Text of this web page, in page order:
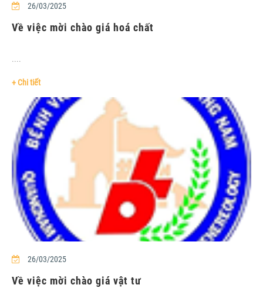
26/03/2025
Về việc mời chào giá hoá chất
....
+ Chi tiết
26/03/2025
Về việc mời chào giá vật tư